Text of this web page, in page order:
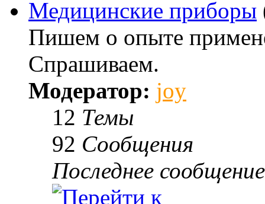
Медицинские приборы
Пишем о опыте
Спрашиваем.
Модератор: joy
12 Темы
92 Сообщения
Последнее сообщение